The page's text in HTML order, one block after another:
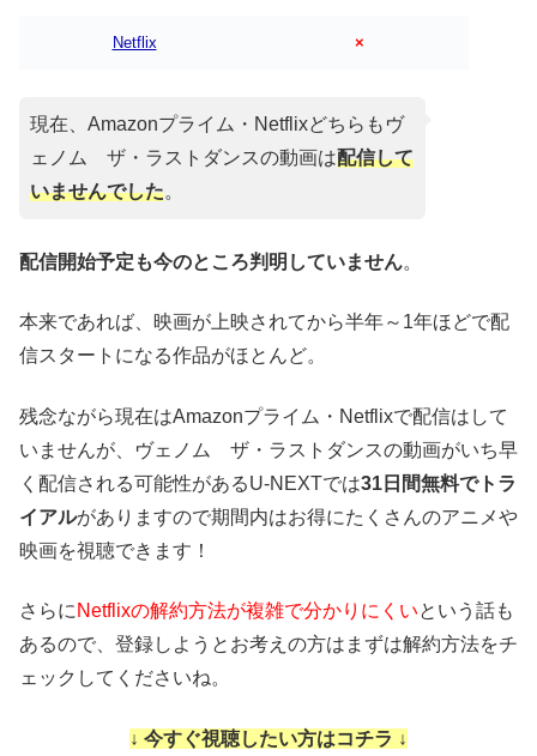
Netflix ×
現在、Amazonプライム・Netflixどちらもヴ
ェノム ザ・ラストダンスの動画は配信して
いませんでした。
配信開始予定も今のところ判明していません。
本来であれば、映画が上映されてから半年～1年ほどで配
信スタートになる作品がほとんど。
残念ながら現在はAmazonプライム・Netflixで配信はして
いませんが、ヴェノム ザ・ラストダンスの動画がいち早
く配信される可能性があるU-NEXTでは31日間無料でトラ
イアルがありますので期間内はお得にたくさんのアニメや
映画を視聴できます！
さらに Netflixの解約方法が複雑で分かりにくいという話も
あるので、登録しようとお考えの方はまずは解約方法をチ
ェックしてくださいね。
↓ 今すぐ視聴したい方はコチラ ↓